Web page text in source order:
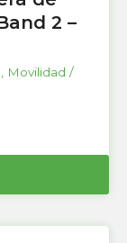
2 –
Movilidad /